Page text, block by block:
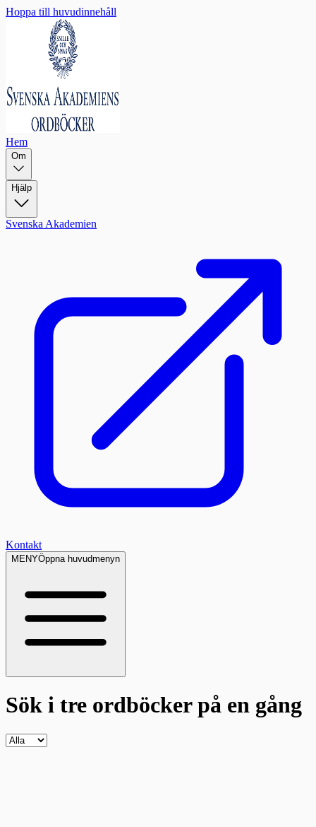
Hoppa till huvudinnehåll
Hem
Om
Hjälp
Svenska Akademien
Kontakt
MENYÖppna huvudmenyn
Sök i tre ordböckerpå en gång